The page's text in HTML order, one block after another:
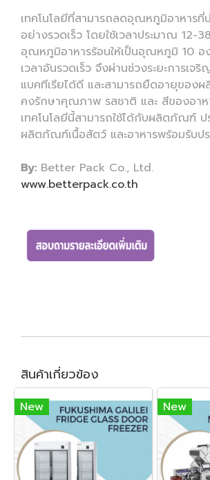
เทคโนโลยีที่สามารถลดอุณหภูมิอาหารที่
อย่างรวดเร็ว โดยใช้เวลาประมาณ 12-
อุณหภูมิอาหารร้อนให้เป็นอุณหภูมิ 10 อ
เวลาอันรวดเร็ว จึงผ่านช่วงระยะการเจ
แบคทีเรียได้ดี และสามารถยืดอายุขอ
คงรักษาคุณภาพ รสชาติ และ สีของอาห
เทคโนโลยีนี้สามารถใช้ได้กับผลิตภัณฑ์ ป
ผลิตภัณฑ์เนื้อสัตว์ และอาหารพร้อมรับป
By: Better Pack Co., Ltd.
www.betterpack.co.th
สินค้าเกี่ยวข้อง
New New